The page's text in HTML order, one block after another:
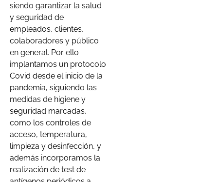
siendo garantizar la salud
y seguridad de
empleados, clientes,
colaboradores y público
en general. Por ello
implantamos un protocolo
Covid desde el inicio de la
pandemia, siguiendo las
medidas de higiene y
seguridad marcadas,
como los controles de
acceso, temperatura,
limpieza y desinfección, y
además incorporamos la
realización de test de